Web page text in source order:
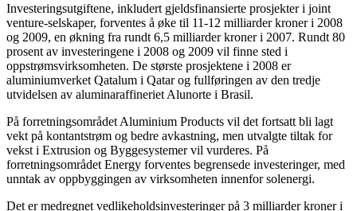
Investeringsutgiftene, inkludert gjeldsfinansierte prosjekter i joint
venture-selskaper, forventes å øke til 11-12 milliarder kroner i 2008
og 2009, en økning fra rundt 6,5 milliarder kroner i 2007. Rundt 80
prosent av investeringene i 2008 og 2009 vil finne sted i
oppstrømsvirksomheten. De største prosjektene i 2008 er
aluminiumverket Qatalum i Qatar og fullføringen av den tredje
utvidelsen av aluminaraffineriet Alunorte i Brasil.
På forretningsområdet Aluminium Products vil det fortsatt bli lagt
vekt på kontantstrøm og bedre avkastning, men utvalgte tiltak for
vekst i Extrusion og Byggesystemer vil vurderes. På
forretningsområdet Energy forventes begrensede investeringer, med
unntak av oppbyggingen av virksomheten innenfor solenergi.
Det er medregnet vedlikeholdsinvesteringer på 3 milliarder kroner i